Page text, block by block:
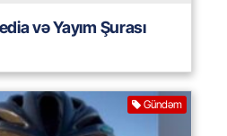
və Yayım Şurası
Gündəm